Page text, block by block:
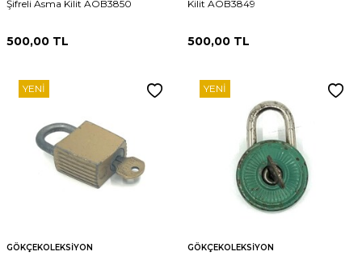
Şifreli Asma Kilit AOB3850
500,00 TL
Kilit AOB3849
500,00 TL
YENI
GÖKÇEKOLEKSIYON
YENI
GÖKÇEKOLEKSIYON